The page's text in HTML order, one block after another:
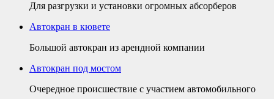
Для разгрузки и установки огромных абсорберов
Автокран в кювете
Большой автокран из арендной компании
Автокран под мостом
Очередное происшествие с участием автомобильного